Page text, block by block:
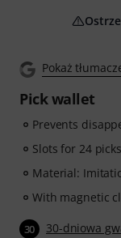
Pokaż
Pick wallet
Prevents
Slots for 24 picks
Material:
With magnetic
30 30-dniowa